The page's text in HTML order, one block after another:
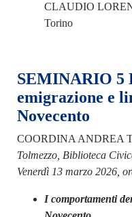
CLAUDIO
Torino
SEMINARIO 5
emigrazione e
Novecento
COORDINA ANDREA
Tolmezzo, Biblioteca
Venerdì 13 marzo 2026,
I comportamenti